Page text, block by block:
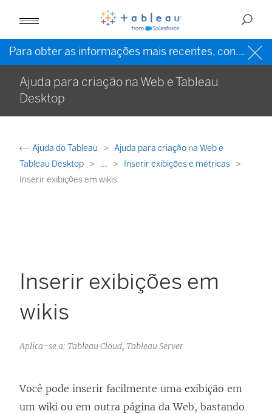
Para obter as informações mais recentes, consulte a
Ajuda para criação na Web e Tableau
Desktop
Ajuda do Tableau
Ajuda para criação na Web e
Tableau Desktop
...
Inserir exibições e métricas
Inserir exibições em wikis
Inserir exibições em
wikis
Aplica-se a: Tableau Cloud, Tableau Server
Você pode inserir facilmente uma exibição em
um wiki ou em outra página da Web, bastando